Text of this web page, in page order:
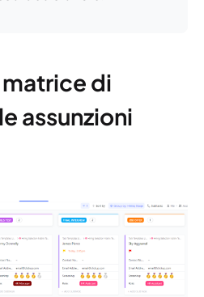
di
assunzioni